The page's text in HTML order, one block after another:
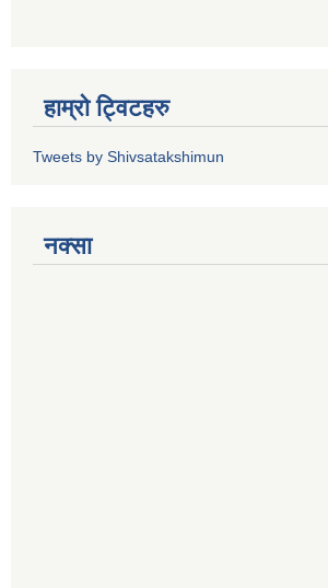
हाम्रो ट्विटहरु
Tweets by Shivsatakshimun
नक्सा